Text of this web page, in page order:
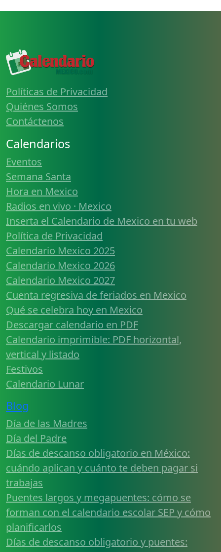
Políticas de Privacidad
Quiénes Somos
Contáctenos
Calendarios
Eventos
Semana Santa
Hora en Mexico
Radios en vivo · Mexico
Inserta el Calendario de Mexico en tu web
Política de Privacidad
Calendario Mexico 2025
Calendario Mexico 2026
Calendario Mexico 2027
Cuenta regresiva de feriados en Mexico
Qué se celebra hoy en Mexico
Descargar calendario en PDF
Calendario imprimible: PDF horizontal,
vertical y listado
Festivos
Calendario Lunar
Blog
Día de las Madres
Día del Padre
Días de descanso obligatorio en México:
cuándo aplican y cuánto te deben pagar si
trabajas
Puentes largos y megapuentes: cómo se
forman con el calendario escolar SEP y cómo
planificarlos
Días de descanso obligatorio y puentes: